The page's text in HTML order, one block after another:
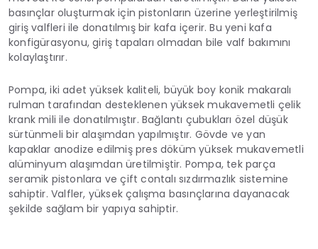
basınçlar oluşturmak için pistonların üzerine yerleştirilmiş
giriş valfleri ile donatılmış bir kafa içerir. Bu yeni kafa
konfigürasyonu, giriş tapaları olmadan bile valf bakımını
kolaylaştırır.
Pompa, iki adet yüksek kaliteli, büyük boy konik makaralı
rulman tarafından desteklenen yüksek mukavemetli çelik
krank mili ile donatılmıştır. Bağlantı çubukları özel düşük
sürtünmeli bir alaşımdan yapılmıştır. Gövde ve yan
kapaklar anodize edilmiş pres döküm yüksek mukavemetli
alüminyum alaşımdan üretilmiştir. Pompa, tek parça
seramik pistonlara ve çift contalı sızdırmazlık sistemine
sahiptir. Valfler, yüksek çalışma basınçlarına dayanacak
şekilde sağlam bir yapıya sahiptir.